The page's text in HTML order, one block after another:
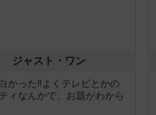
ジャスト・ワン
かった‼️よくテレビとかの
ィなんかで、お題がわから